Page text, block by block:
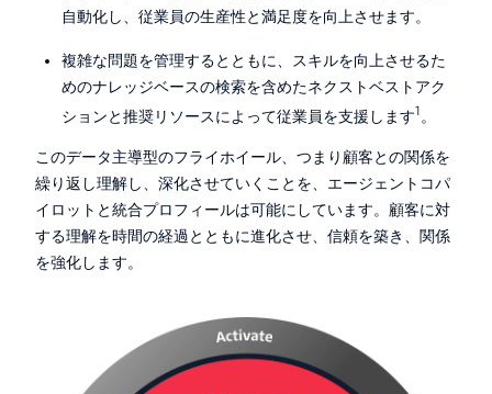
自動化し、従業員の生産性と満足度を向上させます。
複雑な問題を管理するとともに、スキルを向上させるた
めのナレッジベースの検索を含めたネクストベストアク
ションと推奨リソースによって従業員を支援します1 。
このデータ主導型のフライホイール、つまり顧客との関係を
繰り返し理解し、深化させていくことを、エージェントコパ
イロットと統合プロフィールは可能にしています。顧客に対
する理解を時間の経過とともに進化させ、信頼を築き、関係
を強化します。